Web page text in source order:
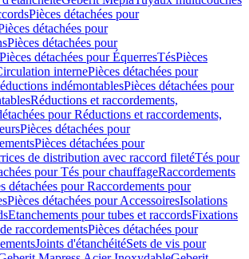
Pièces détachées pour
détachées pour
Pièces détachées pour
Pièces détachées pour ÉquerresTésPièces
internePièces détachées pour
indémontablesPièces détachées pour
Réductions et raccordements,
pour Réductions et raccordements,
Pièces détachées pour
Pièces détachées pour
de distribution avec raccord filetéTés pour
pour Tés pour chauffageRaccordements
détachées pour Raccordements pour
Pièces détachées pour AccessoiresIsolations
Etanchements pour tubes et raccordsFixations
raccordementsPièces détachées pour
Joints d'étanchéitéSets de vis pour